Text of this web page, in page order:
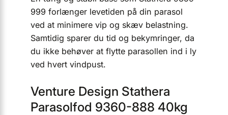
999 forlænger levetiden på din parasol
ved at minimere vip og skæv belastning.
Samtidig sparer du tid og bekymringer, da
du ikke behøver at flytte parasollen ind i ly
ved hvert vindpust.
Venture Design Stathera
Parasolfod 9360-888 40kg